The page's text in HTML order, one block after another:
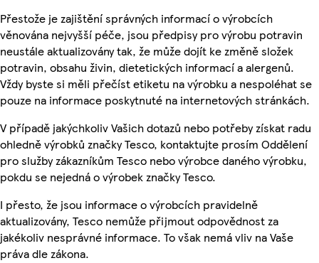
Přestože je zajištění správných informací o výrobcích
věnována nejvyšší péče, jsou předpisy pro výrobu potravin
neustále aktualizovány tak, že může dojít ke změně složek
potravin, obsahu živin, dietetických informací a alergenů.
Vždy byste si měli přečíst etiketu na výrobku a nespoléhat se
pouze na informace poskytnuté na internetových stránkách.
V případě jakýchkoliv Vašich dotazů nebo potřeby získat radu
ohledně výrobků značky Tesco, kontaktujte prosím Oddělení
pro služby zákazníkům Tesco nebo výrobce daného výrobku,
pokdu se nejedná o výrobek značky Tesco.
I přesto, že jsou informace o výrobcích pravidelně
aktualizovány, Tesco nemůže přijmout odpovědnost za
jakékoliv nesprávné informace. To však nemá vliv na Vaše
práva dle zákona.